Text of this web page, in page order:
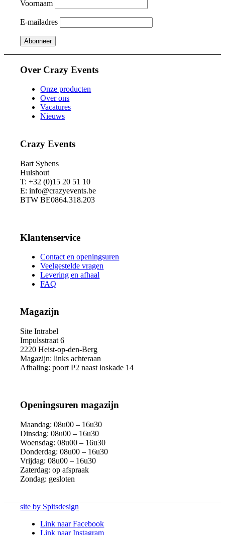
Voornaam
E-mailadres
Over Crazy Events
Onze producten
Over ons
Vacatures
Nieuws
Crazy Events
Bart Sybens
Hulshout
T: +32 (0)15 20 51 10
E: info@crazyevents.be
BTW BE0864.318.203
Klantenservice
Contact en openingsuren
Veelgestelde vragen
Levering en afhaal
FAQ
Magazijn
Site Intrabel
Impulsstraat 6
2220 Heist-op-den-Berg
Magazijn: links achteraan
Afhaling: poort P2 naast loskade 14
Openingsuren magazijn
Maandag: 08u00 – 16u30
Dinsdag: 08u00 – 16u30
Woensdag: 08u00 – 16u30
Donderdag: 08u00 – 16u30
Vrijdag: 08u00 – 16u30
Zaterdag: op afspraak
Zondag: gesloten
site by Spitsdesign
Link naar Facebook
Link naar Instagram